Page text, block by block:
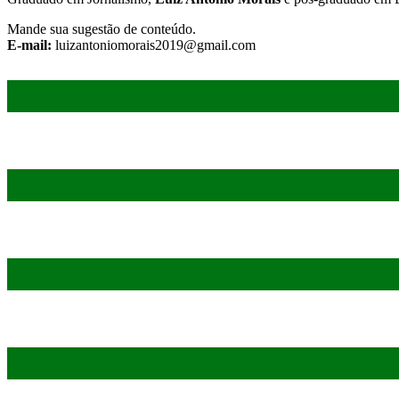
Mande sua sugestão de conteúdo.
E-mail: luizantoniomorais2019@gmail.com